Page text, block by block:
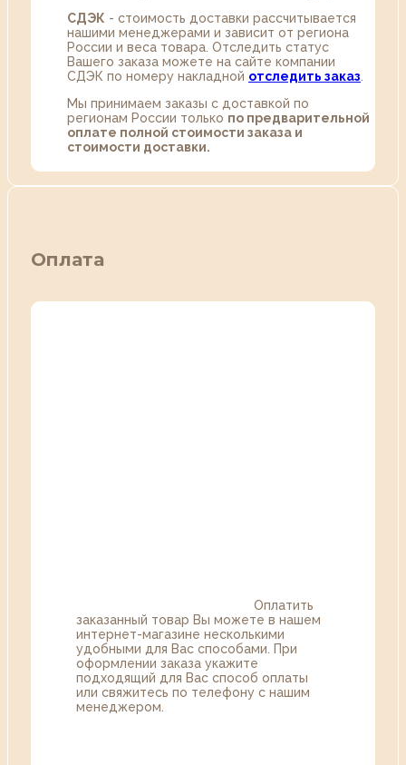
СДЭК - стоимость доставки рассчитывается
нашими менеджерами и зависит от региона
России и веса товара. Отследить статус
Вашего заказа можете на сайте компании
СДЭК по номеру накладной отследить заказ
Мы принимаем заказы с доставкой по
регионам России только по предварительной
оплате полной стоимости заказа и
стоимости доставки.
Оплата
Оплатить
заказанный товар Вы можете в нашем
интернет-магазине несколькими
удобными для Вас способами. При
оформлении заказа укажите
подходящий для Вас способ оплаты
или свяжитесь по телефону с нашим
менеджером.